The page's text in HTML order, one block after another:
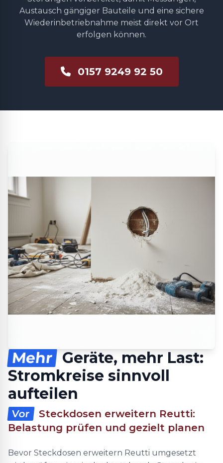
Austausch gängiger Bauteile und eine sichere
Wiederinbetriebnahme meist direkt vor Ort
erfolgen können.
0157 9249 92 50
Mehr Geräte, mehr Last:
Stromkreise sinnvoll
aufteilen
Vor
Steckdosen erweitern Reutti:
Belastung prüfen und gezielt planen
Bevor Steckdosen erweitern Reutti umgesetzt